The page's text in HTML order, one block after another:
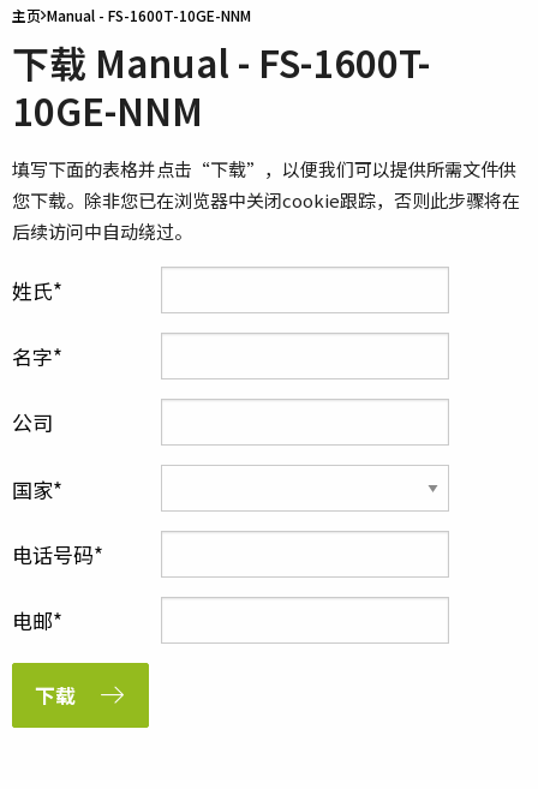
主页 Manual - FS-1600T-10GE-NNM
下载 Manual - FS-1600T-
10GE-NNM
填写下面的表格并点击“下载”，以便我们可以提供所需文件供
您下载。除非您已在浏览器中关闭cookie跟踪，否则此步骤将在
后续访问中自动绕过。
姓氏
名字
公司
国家
电话号码
电邮
下载